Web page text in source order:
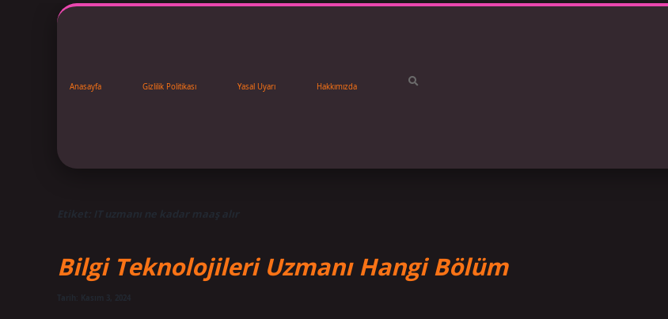
Anasayfa Gizlilik Politikası Yasal Uyarı Hakkımızda
Etiket: IT uzmanı ne kadar maaş alır
Bilgi Teknolojileri Uzmanı Hangi Bölüm